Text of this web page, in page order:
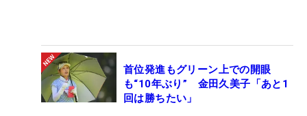
首位発進もグリーン上での開眼
も“10年ぶり” 金田久美子「あと1
回は勝ちたい」